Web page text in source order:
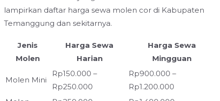
lampirkan daftar harga sewa molen cor di Kabupaten
Temanggung dan sekitarnya.
Jenis
Molen
Harga Sewa
Harian
Harga Sewa
Mingguan
Molen Mini
Rp150.000 –
Rp250.000
Rp900.000 –
Rp1.200.000